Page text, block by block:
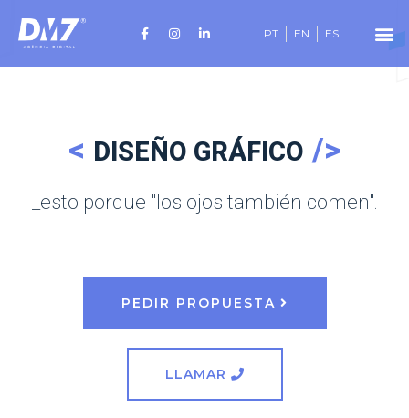
PT EN ES
DISEÑO GRÁFICO
_esto porque "los ojos también comen".
PEDIR PROPUESTA
LLAMAR